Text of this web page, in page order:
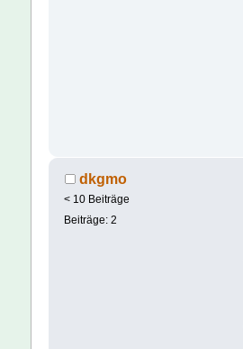
dkgmo
< 10 Beiträge
Beiträge: 2